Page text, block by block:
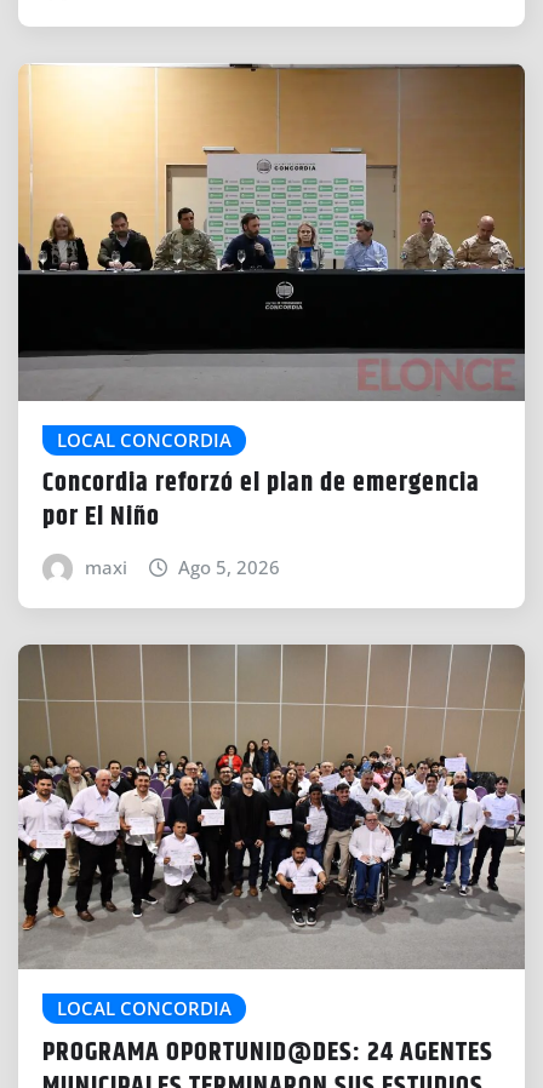
LOCAL CONCORDIA
Concordia reforzó el plan de emergencia
por El Niño
maxi Ago 5, 2026
LOCAL CONCORDIA
PROGRAMA OPORTUNID@DES: 24 AGENTES